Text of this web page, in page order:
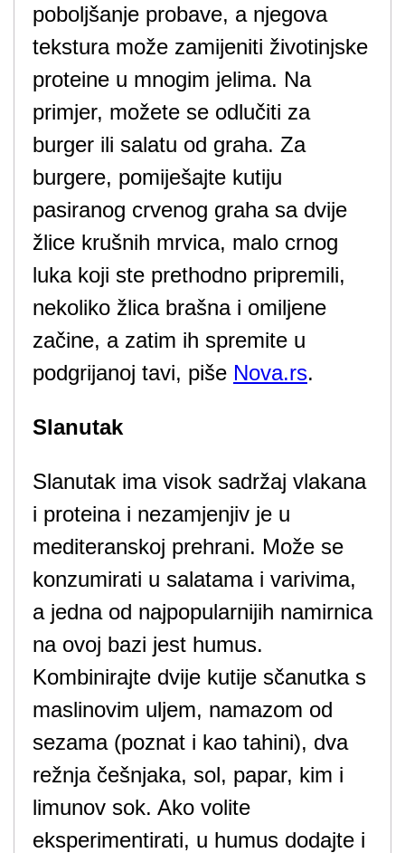
poboljšanje probave, a njegova
tekstura može zamijeniti životinjske
proteine u mnogim jelima. Na
primjer, možete se odlučiti za
burger ili salatu od graha. Za
burgere, pomiješajte kutiju
pasiranog crvenog graha sa dvije
žlice krušnih mrvica, malo crnog
luka koji ste prethodno pripremili,
nekoliko žlica brašna i omiljene
začine, a zatim ih spremite u
podgrijanoj tavi, piše Nova.rs.
Slanutak
Slanutak ima visok sadržaj vlakana
i proteina i nezamjenjiv je u
mediteranskoj prehrani. Može se
konzumirati u salatama i varivima,
a jedna od najpopularnijih namirnica
na ovoj bazi jest humus.
Kombinirajte dvije kutije sčanutka s
maslinovim uljem, namazom od
sezama (poznat i kao tahini), dva
režnja češnjaka, sol, papar, kim i
limunov sok. Ako volite
eksperimentirati, u humus dodajte i